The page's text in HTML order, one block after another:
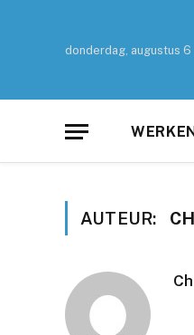
donderdag, augustus 6
AUTEUR: